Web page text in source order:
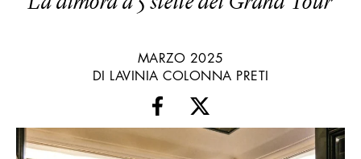
MARZO 2025
DI LAVINIA COLONNA PRETI